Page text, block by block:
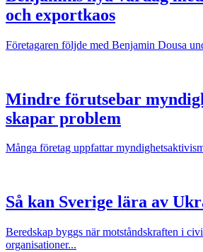
och exportkaos
Företagaren följde med Benjamin Dousa
Mindre förutsebar
skapar problem
Många företag uppfattar
Så kan Sverige lära av
Beredskap byggs när motståndskraften i
organisationer...